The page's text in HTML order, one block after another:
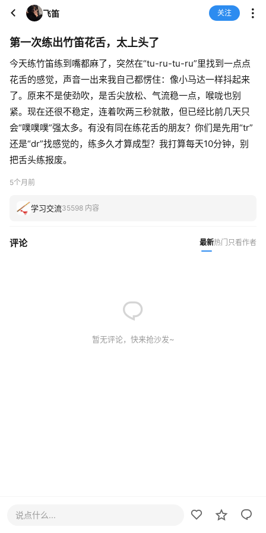
飞笛 关注
第一次练出竹笛花舌，太上头了
今天练竹笛练到嘴都麻了，突然在“tu-ru-tu-ru”里找到一点点
花舌的感觉，声音一出来我自己都愣住：像小马达一样抖起来
了。原来不是使劲吹，是舌尖放松、气流稳一点，喉咙也别
紧。现在还很不稳定，连着吹两三秒就散，但已经比前几天只
会“噗噗噗”强太多。有没有同在练花舌的朋友？你们是先用“tr”
还是“dr”找感觉的，练多久才算成型？我打算每天10分钟，别
把舌头练报废。
5个月前
学习交流35598 内容
评论 最新热门 只看作者
暂无评论，快来抢沙发~
说点什么...